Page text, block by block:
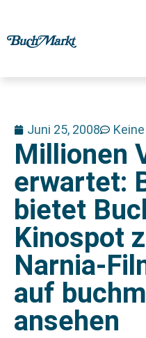
Juni 25, 2008
Millionen
erwartet:
bietet
Kinospot
Narnia-
auf
ansehen